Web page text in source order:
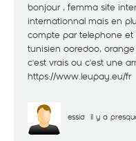
bonjour , femma site
internationnal mais en
compte par telephone et
tunisien ooredoo,
c'est vrais ou c'est une
https://www.leupay.eu/fr
essid il y a